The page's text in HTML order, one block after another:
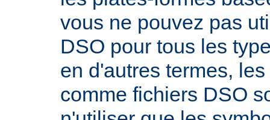
vous ne pouvez pas
DSO pour tous les
en d'autres termes,
comme fichiers DSO